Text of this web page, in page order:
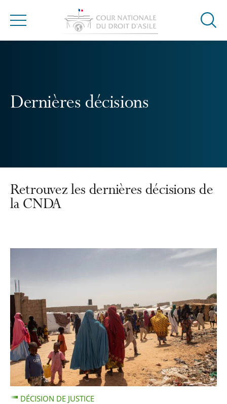
Menu
Ouvrir
Dernières décisions
Retrouvez les dernières décisions de
la CNDA
DÉCISION DE JUSTICE